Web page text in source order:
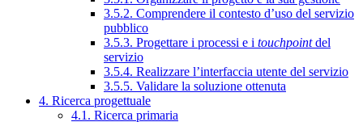
3.5.2. Comprendere il contesto d’uso del servizio
pubblico
3.5.3. Progettare i processi e i touchpointdel
servizio
3.5.4. Realizzare l’interfaccia utente del servizio
3.5.5. Validare la soluzione ottenuta
4. Ricerca progettuale
4.1. Ricerca primaria